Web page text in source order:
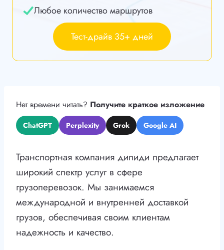
Любое количество маршрутов
Тест-драйв 35+ дней
Нет времени читать? Получите краткое изложение
ChatGPT Perplexity Grok Google AI
Транспортная компания дипиди предлагает
широкий спектр услуг в сфере
грузоперевозок. Мы занимаемся
международной и внутренней доставкой
грузов, обеспечивая своим клиентам
надежность и качество.